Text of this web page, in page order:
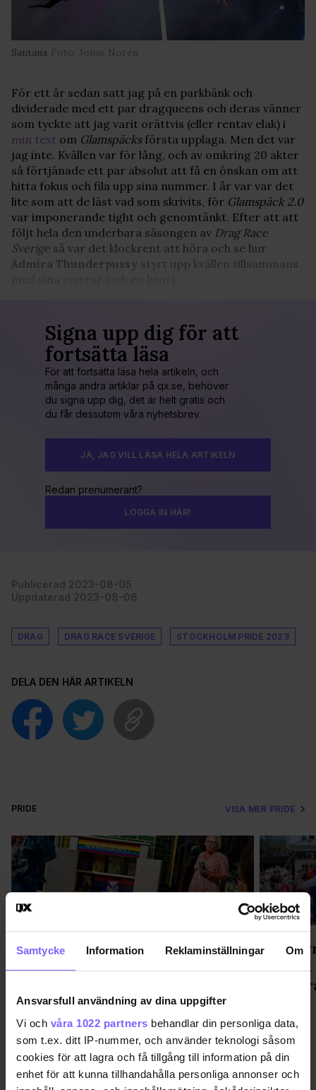
Samtycke Information Reklaminställningar Om
Ansvarsfull användning av dina uppgifter
Vi och våra 1022 partners behandlar din personliga data,
som t.ex. ditt IP-nummer, och använder teknologi såsom
cookies för att lagra och få tillgång till information på din
enhet för att kunna tillhandahålla personliga annonser och
Santana Foto: Jonas Norén
För ett år sedan satt jag på en parkbänk och
dividerade med ett par dragqueens och deras vänner
som tyckte att jag varit orättvis (eller rentav elak) i
min text om Glamspäcksförsta upplaga. Men det var
jag inte. Kvällen var för lång, och av omkring 20 akter
så förtjänade ett par absolut att få en önskan om att
hitta fokus och fila upp sina nummer. I år var var det
lite som att de läst vad som skrivits, för Glamspäck 2.0
var imponerande tight och genomtänkt. Efter att att
följt hela den underbara säsongen av Drag Race
Sverige så var det klockrent att höra och se hur
Admira Thunderpussy styrt upp kvällen tillsammans
Signa upp dig för att
fortsätta läsa
För att fortsätta läsa hela artikeln, och
många andra artiklar på qx.se, behöver
du signa upp dig, det är helt gratis och
du får dessutom våra nyhetsbrev.
JA, JAG VILL LÄSA HELA ARTIKELN
Redan prenumerant?
LOGGA IN HÄR!
Publicerad 2023-08-05
Uppdaterad 2023-08-06
DRAG DRAG RACE SVERIGE STOCKHOLM PRIDE 2023
DELA DEN HÄR ARTIKELN
PRIDE VISA MER PRIDE
Regnbågsskåp med gratis hbtq-
litteratur invigt i Katrineholm
popfest